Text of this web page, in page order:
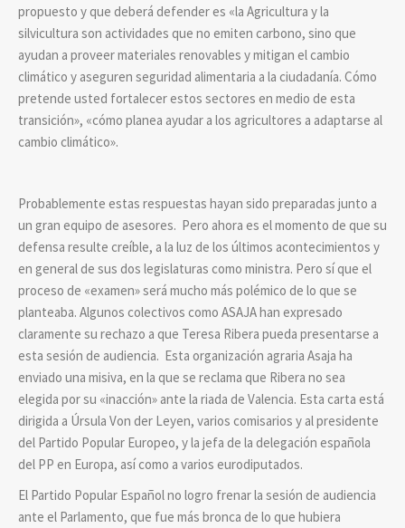
propuesto y que deberá defender es «la Agricultura y la
silvicultura son actividades que no emiten carbono, sino que
ayudan a proveer materiales renovables y mitigan el cambio
climático y aseguren seguridad alimentaria a la ciudadanía. Cómo
pretende usted fortalecer estos sectores en medio de esta
transición», «cómo planea ayudar a los agricultores a adaptarse al
cambio climático».
Probablemente estas respuestas hayan sido preparadas junto a
un gran equipo de asesores. Pero ahora es el momento de que su
defensa resulte creíble, a la luz de los últimos acontecimientos y
en general de sus dos legislaturas como ministra. Pero sí que el
proceso de «examen» será mucho más polémico de lo que se
planteaba. Algunos colectivos como ASAJA han expresado
claramente su rechazo a que Teresa Ribera pueda presentarse a
esta sesión de audiencia. Esta organización agraria Asaja ha
enviado una misiva, en la que se reclama que Ribera no sea
elegida por su «inacción» ante la riada de Valencia. Esta carta está
dirigida a Úrsula Von der Leyen, varios comisarios y al presidente
del Partido Popular Europeo, y la jefa de la delegación española
del PP en Europa, así como a varios eurodiputados.
El Partido Popular Español no logro frenar la sesión de audiencia
ante el Parlamento, que fue más bronca de lo que hubiera